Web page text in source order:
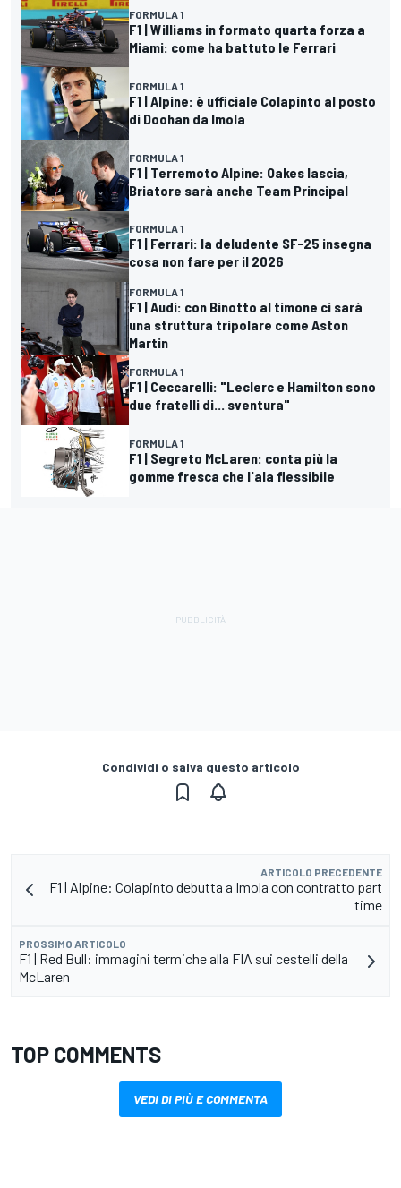
FORMULA 1
F1 | Williams in formato quarta forza a
Miami: come ha battuto le Ferrari
FORMULA 1
F1 | Alpine: è ufficiale Colapinto al posto
di Doohan da Imola
FORMULA 1
F1 | Terremoto Alpine: Oakes lascia,
Briatore sarà anche Team Principal
FORMULA 1
F1 | Ferrari: la deludente SF-25 insegna
cosa non fare per il 2026
FORMULA 1
F1 | Audi: con Binotto al timone ci sarà
una struttura tripolare come Aston
Martin
FORMULA 1
F1 | Ceccarelli: "Leclerc e Hamilton sono
due fratelli di... sventura"
FORMULA 1
F1 | Segreto McLaren: conta più la
gomme fresca che l'ala flessibile
Condividi o salva questo articolo
ARTICOLO PRECEDENTE
F1 | Alpine: Colapinto debutta a Imola con contratto part
time
PROSSIMO ARTICOLO
F1 | Red Bull: immagini termiche alla FIA sui cestelli della
McLaren
TOP COMMENTS
VEDI DI PIÙ E COMMENTA